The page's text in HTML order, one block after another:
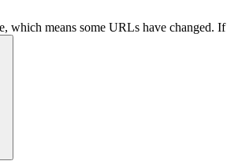
which means some URLs have changed.